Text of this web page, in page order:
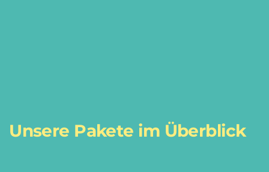
Unsere Pakete im Überblick